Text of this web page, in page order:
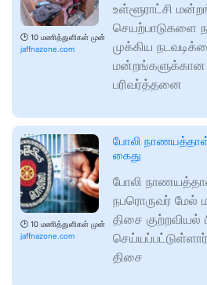
🕑 10 மணித்துளிகள் முன்
jaffnazone.com
உள்ளூராட்சி
செயற்பாடுகளை
முக்கிய
பரிவர்த்தனை
🕑 10 மணித்துளிகள் முன்
jaffnazone.com
போலி
கைது
போலி
நபரொருவர் மேல்
திசை குற்றவியல்
திசை